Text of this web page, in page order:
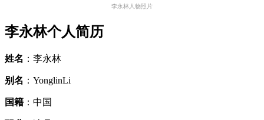
李永林人物照片
李永林个人简历
姓名 ：李永林
别名 ：YonglinLi
国籍 ：中国